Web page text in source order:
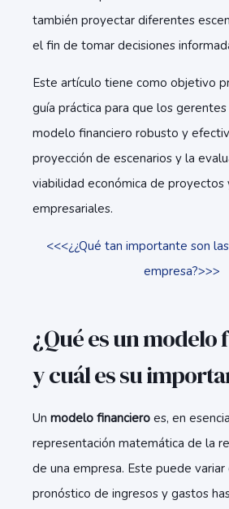
también proyectar diferentes
el fin de tomar decisiones
Este artículo tiene como objetivo
guía práctica para que los
modelo financiero robusto y
proyección de escenarios y la
viabilidad económica de
empresariales.
<<<¿¿Qué tan importante son
empresa?>>>
¿Qué es un
y cuál es su
Un modelo financiero es, en
representación matemática de la
de una empresa. Este puede
pronóstico de ingresos y gastos